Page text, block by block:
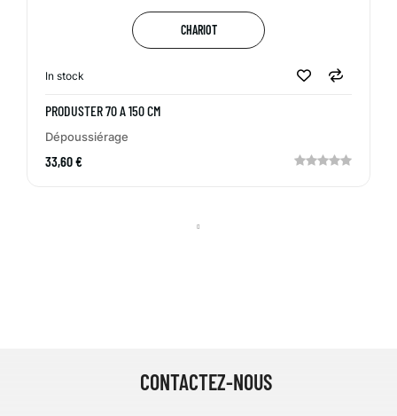
CHARIOT
In stock
PRODUSTER 70 A 150 CM
Dépoussiérage
33,60 €
CONTACTEZ-NOUS